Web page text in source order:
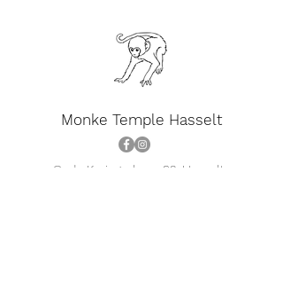
Monke Temple Hasselt
Oude Kuringerbaan 93, Hasselt..